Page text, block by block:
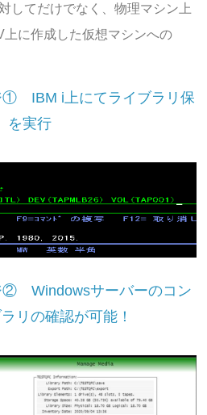
してだけでなく、物理マシン上
に作成した仮想マシンへの
① IBM i上にてライブラリ保
を実行
② Windowsサーバーのコン
リの確認が可能！